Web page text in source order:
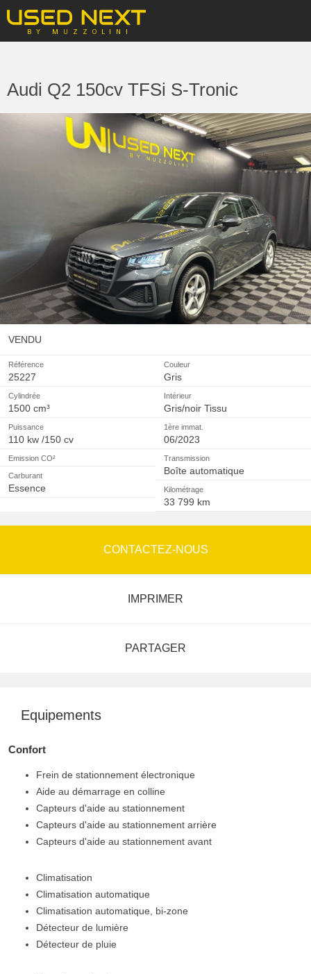
Audi Q2 150cv TFSi S-Tronic
VENDU
Référence
25227
Cylindrée
1500 cm³
Puissance
110 kw /150 cv
Emission CO²
Carburant
Essence
Couleur
Gris
Intérieur
Gris/noir Tissu
1ère immat.
06/2023
Transmission
Boîte automatique
Kilométrage
33 799 km
CONTACTEZ-NOUS
IMPRIMER
PARTAGER
Equipements
Confort
Frein de stationnement électronique
Aide au démarrage en colline
Capteurs d'aide au stationnement
Capteurs d'aide au stationnement arrière
Capteurs d'aide au stationnement avant
Climatisation
Climatisation automatique
Climatisation automatique, bi-zone
Détecteur de lumière
Détecteur de pluie